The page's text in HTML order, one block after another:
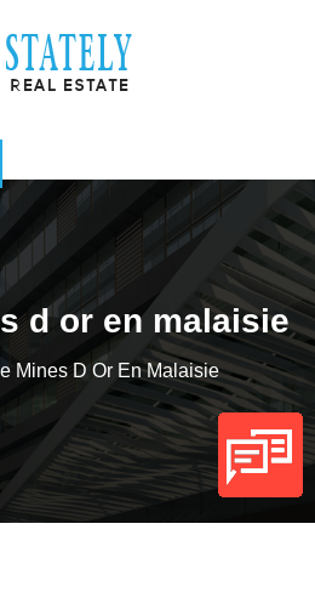
d or en malaisie
Mines D Or En Malaisie